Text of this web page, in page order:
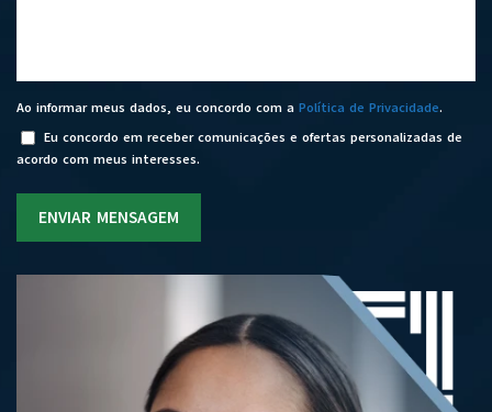
Ao informar meus dados, eu concordo com a Política de Privacidade.
Eu concordo em receber comunicações e ofertas personalizadas de
acordo com meus interesses.
ENVIAR MENSAGEM